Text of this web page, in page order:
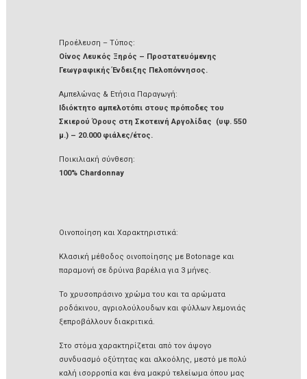
Προέλευση – Τύπος:
Οίνος Λευκός Ξηρός – Προστατευόμενης
Γεωγραφικής Ένδειξης Πελοπόννησος.
Αμπελώνας & Ετήσια Παραγωγή:
Ιδιόκτητο αμπελοτόπι στους πρόποδες του
Σκιερού Όρους στη Σκοτεινή Αργολίδας (υψ. 550
μ.) – 20.000 φιάλες/έτος.
Ποικιλιακή σύνθεση:
100% Chardonnay
Οινοποίηση και Χαρακτηριστικά:
Κλασική μέθοδος οινοποίησης με Botonage και
παραμονή σε δρύινα βαρέλια για 3 μήνες.
Το χρυσοπράσινο χρώμα του και τα αρώματα
ροδάκινου, αγριολούλουδων και φύλλων λεμονιάς
ξεπροβάλλουν διακριτικά.
Στο στόμα χαρακτηρίζεται από τον άψογο
συνδυασμό οξύτητας και αλκοόλης, μεστό με πολύ
καλή ισορροπία και ένα μακρύ τελείωμα όπου μας